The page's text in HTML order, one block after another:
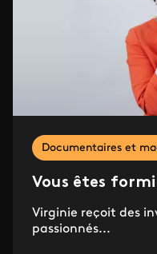
Documentaires et
Vous êtes
Virginie reçoit des
passionnés...